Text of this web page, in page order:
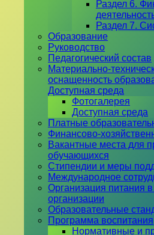
Раздел 6.
Раздел 7.
Образование
Руководство
Педагогический состав
Материально-
оснащенность
Доступная среда
Фотогалерея
Доступная среда
Платные
Финансово-
Вакантные места для
обучающихся
Стипендии и меры
Международное
Организация питания
организации
Образовательные
Программа воспитания
Нормативные и